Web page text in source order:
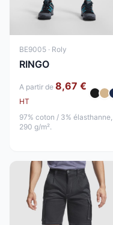
BE9005 · Roly
RINGO
A partir de 8,67 €
HT
97% coton / 3% élasthanne,
290 g/m².